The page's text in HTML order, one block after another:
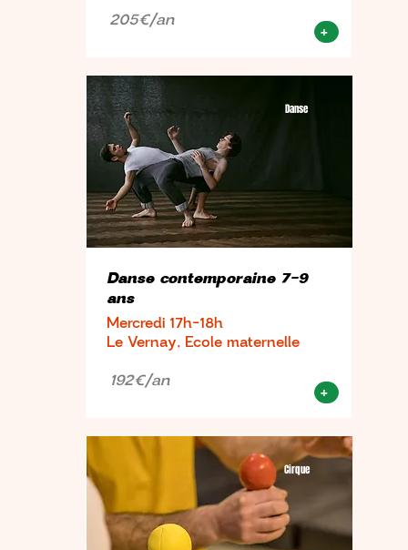
205€/an +
Danse
Danse contemporaine 7-9
ans
Mercredi 17h-18h
Le Vernay, Ecole maternelle
192€/an +
Cirque